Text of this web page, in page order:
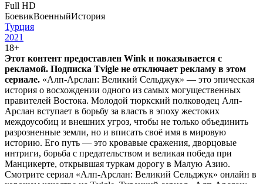
Full HD
БоевикВоенныйИстория
Турция
2021
18+
Этот контент предоставлен Wink и показывается с
рекламой. Подписка Tvigle не отключает рекламу в этом
сериале. «Алп-Арслан: Великий Сельджук» — это эпическая
история о восхождении одного из самых могущественных
правителей Востока. Молодой тюркский полководец Алп-
Арслан вступает в борьбу за власть в эпоху жестоких
междоусобиц и внешних угроз, чтобы не только объединить
разрозненные земли, но и вписать своё имя в мировую
историю. Его путь — это кровавые сражения, дворцовые
интриги, борьба с предательством и великая победа при
Манцикерте, открывшая туркам дорогу в Малую Азию.
Смотрите сериал «Алп-Арслан: Великий Сельджук» онлайн в